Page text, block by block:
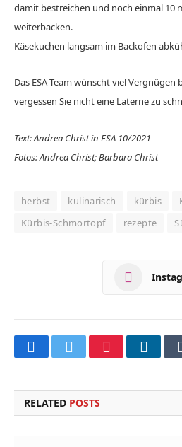
damit bestreichen und noch einmal 10
weiterbacken.
Käsekuchen langsam im Backofen
Das ESA-Team wünscht viel
vergessen Sie nicht eine Laterne zu
Text: Andrea Christ in ESA 10/2021
Fotos: Andrea Christ; Barbara Christ
herbst kulinarisch kürbis
Kürbis-Schmortopf
rezepte
FacebookTwitterPinterest
RELATED POSTS